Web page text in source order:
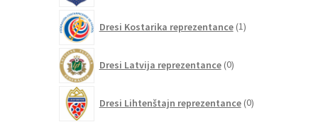
Dresi Kostarika reprezentance 1izdelek
Dresi Latvija reprezentance 0izdelkov
Dresi Lihtenštajn reprezentance 0izdelkov